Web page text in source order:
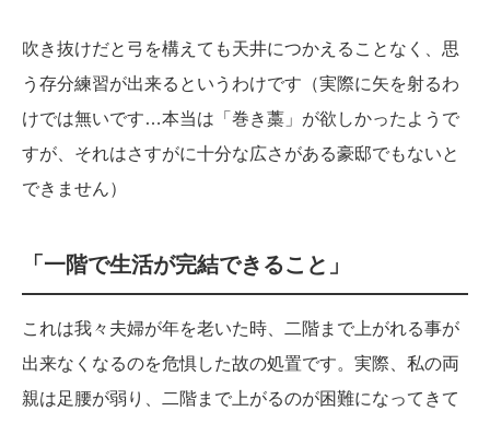
吹き抜けだと弓を構えても天井につかえることなく、思
う存分練習が出来るというわけです（実際に矢を射るわ
けでは無いです…本当は「巻き藁」が欲しかったようで
すが、それはさすがに十分な広さがある豪邸でもないと
できません）
「一階で生活が完結できること」
これは我々夫婦が年を老いた時、二階まで上がれる事が
出来なくなるのを危惧した故の処置です。実際、私の両
親は足腰が弱り、二階まで上がるのが困難になってきて